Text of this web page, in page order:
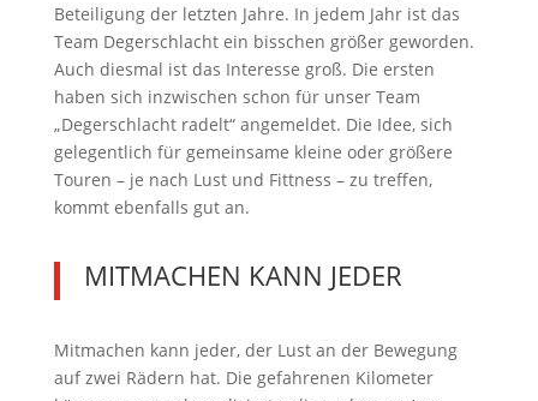
Beteiligung der letzten Jahre. In jedem Jahr ist das
Team Degerschlacht ein bisschen größer geworden.
Auch diesmal ist das Interesse groß. Die ersten
haben sich inzwischen schon für unser Team
„Degerschlacht radelt“ angemeldet. Die Idee, sich
gelegentlich für gemeinsame kleine oder größere
Touren – je nach Lust und Fittness – zu treffen,
kommt ebenfalls gut an.
MITMACHEN KANN JEDER
Mitmachen kann jeder, der Lust an der Bewegung
auf zwei Rädern hat. Die gefahrenen Kilometer